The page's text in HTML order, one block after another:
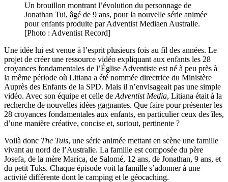
Un brouillon montrant l’évolution du personnage de
Jonathan Tui, âgé de 9 ans, pour la nouvelle série animée
pour enfants produite par Adventist Mediaen Australie.
[Photo : Adventist Record]
Une idée lui est venue à l’esprit plusieurs fois au fil des années. Le
projet de créer une ressource vidéo expliquant aux enfants les 28
croyances fondamentales de l’Église Adventiste est né à peu près à
la même période où Litiana a été nommée directrice du Ministère
Auprès des Enfants de la SPD. Mais il n’envisageait pas une simple
vidéo. Avec son équipe et celle de Adventist Media, Litiana était à la
recherche de nouvelles idées gagnantes. Que faire pour présenter les
28 croyances fondamentales aux enfants, en particulier ceux des îles,
d’une manière créative, concise et, surtout, pertinente ?
Voilà donc The Tuis, une série animée mettant en scène une famille
vivant au nord de l’Australie. La famille est composée du père
Josefa, de la mère Marica, de Salomé, 12 ans, de Jonathan, 9 ans, et
du petit Tuks. Chaque épisode voit la famille s’adonner à une
activité différente dont le camping et le géocaching.